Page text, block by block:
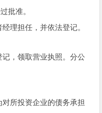
批准。
理担任，并依法登记。
，领取营业执照。分公
所投资企业的债务承担